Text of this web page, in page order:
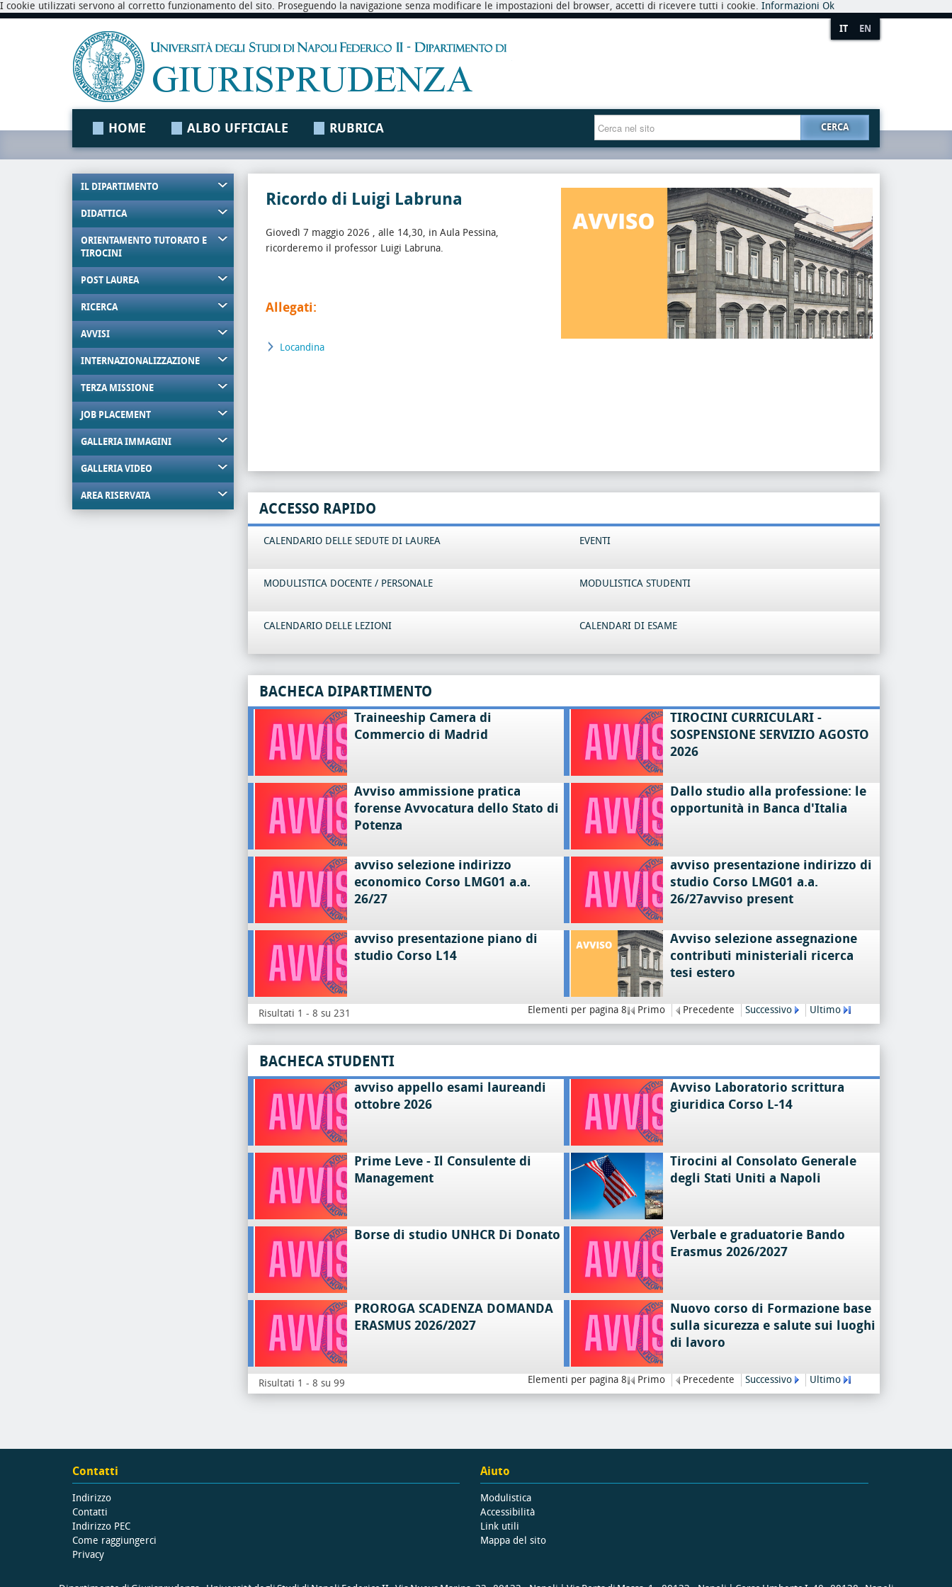
I cookie utilizzati servono al corretto funzionamento del sito. Proseguendo la navigazione senza modificare le impostazioni del browser, accetti di ricevere tutti i cookie. Informazioni Ok
IT EN
HOME ALBO UFFICIALE RUBRICA CERCA
IL DIPARTIMENTO
DIDATTICA
ORIENTAMENTO TUTORATO E
TIROCINI
POST LAUREA
RICERCA
AVVISI
INTERNAZIONALIZZAZIONE
TERZA MISSIONE
JOB PLACEMENT
GALLERIA IMMAGINI
GALLERIA VIDEO
AREA RISERVATA
Ricordo di Luigi Labruna
Giovedì 7 maggio 2026 , alle 14,30, in Aula Pessina,
ricorderemo il professor Luigi Labruna.
Allegati:
Locandina
ACCESSO RAPIDO
CALENDARIO DELLE SEDUTE DI LAUREA EVENTI
MODULISTICA DOCENTE / PERSONALE MODULISTICA STUDENTI
CALENDARIO DELLE LEZIONI CALENDARI DI ESAME
BACHECA DIPARTIMENTO
Traineeship Camera di
Commercio di Madrid
TIROCINI CURRICULARI -
SOSPENSIONE SERVIZIO AGOSTO
2026
Avviso ammissione pratica
forense Avvocatura dello Stato di
Potenza
Dallo studio alla professione: le
opportunità in Banca d'Italia
avviso selezione indirizzo
economico Corso LMG01 a.a.
26/27
avviso presentazione indirizzo di
studio Corso LMG01 a.a.
26/27avviso present
avviso presentazione piano di
studio Corso L14
Avviso selezione assegnazione
contributi ministeriali ricerca
tesi estero
Risultati 1 - 8 su 231 Elementi per pagina 8 Primo Precedente Successivo Ultimo
BACHECA STUDENTI
avviso appello esami laureandi
ottobre 2026
Avviso Laboratorio scrittura
giuridica Corso L-14
Prime Leve - Il Consulente di
Management
Tirocini al Consolato Generale
degli Stati Uniti a Napoli
Borse di studio UNHCR Di Donato
Verbale e graduatorie Bando
Erasmus 2026/2027
PROROGA SCADENZA DOMANDA
ERASMUS 2026/2027
Nuovo corso di Formazione base
sulla sicurezza e salute sui luoghi
di lavoro
Risultati 1 - 8 su 99 Elementi per pagina 8 Primo Precedente Successivo Ultimo
Contatti
Indirizzo
Contatti
Indirizzo PEC
Come raggiungerci
Privacy
Aiuto
Modulistica
Accessibilità
Link utili
Mappa del sito